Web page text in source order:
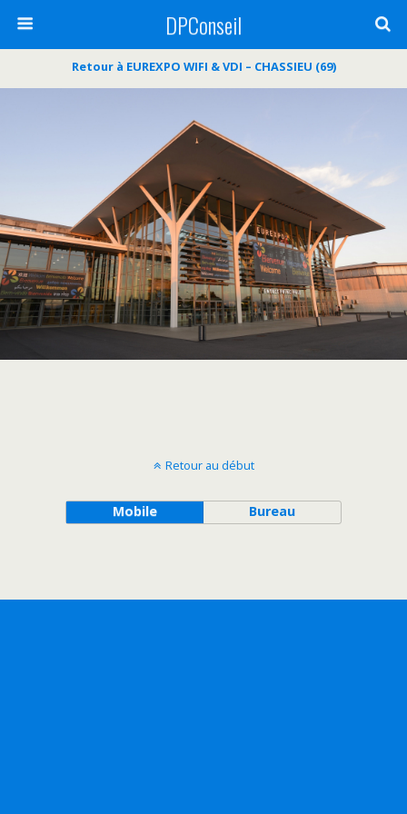
DPConseil
Retour à EUREXPO WIFI & VDI – CHASSIEU (69)
Retour au début
Mobile Bureau